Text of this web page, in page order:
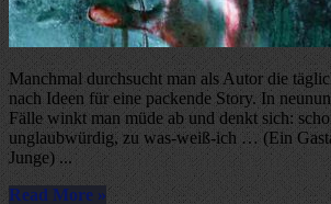
Manchmal durchsucht man als Autor die
nach Ideen für eine packende Story. In
Fälle winkt man müde ab und denkt sich:
unglaubwürdig, zu was-weiß-ich … (Ein
Junge) ...
Read More »